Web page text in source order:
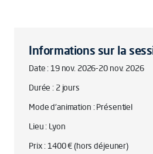
Informations sur la
Date : 19 nov. 2026-20 nov. 2026
Durée : 2 jours
Mode d'animation : Présentiel
Lieu : Lyon
Prix : 1400 € (hors déjeuner)